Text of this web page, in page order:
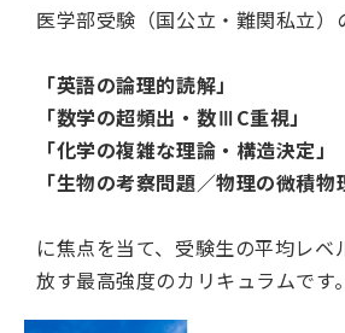
医学部受験（国公立・難関私立）
「英語の論理的読解」
「数学の超頻出・数ⅢC重視」
「化学の複雑な理論・構造決定」
「生物の考察問題／物理の微積物
に焦点を当て、受験生の平均レベ
放す最高強度のカリキュラムです。